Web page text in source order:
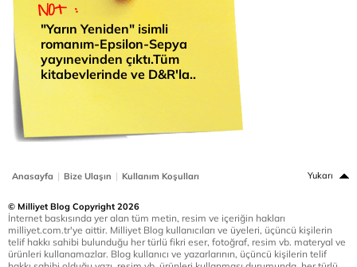
"Yarın Yeniden" isimli
romanım-Epsilon-Sepya
yayınevinden çıktı.Tüm
kitabevlerinde ve D&R'la..
Anasayfa | Bize Ulaşın | Kullanım Koşulları Yukarı
© Milliyet Blog Copyright 2026
İnternet baskısında yer alan tüm metin, resim ve içeriğin hakları
milliyet.com.tr'ye aittir. Milliyet Blog kullanıcıları ve üyeleri, üçüncü kişilerin
telif hakkı sahibi bulunduğu her türlü fikri eser, fotoğraf, resim vb. materyal ve
ürünleri kullanamazlar. Blog kullanıcı ve yazarlarının, üçüncü kişilerin telif